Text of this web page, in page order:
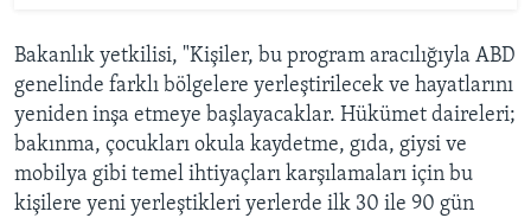
Bakanlık yetkilisi, "Kişiler, bu program aracılığıyla ABD
genelinde farklı bölgelere yerleştirilecek ve hayatlarını
yeniden inşa etmeye başlayacaklar. Hükümet daireleri;
bakınma, çocukları okula kaydetme, gıda, giysi ve
mobilya gibi temel ihtiyaçları karşılamaları için bu
kişilere yeni yerleştikleri yerlerde ilk 30 ile 90 gün